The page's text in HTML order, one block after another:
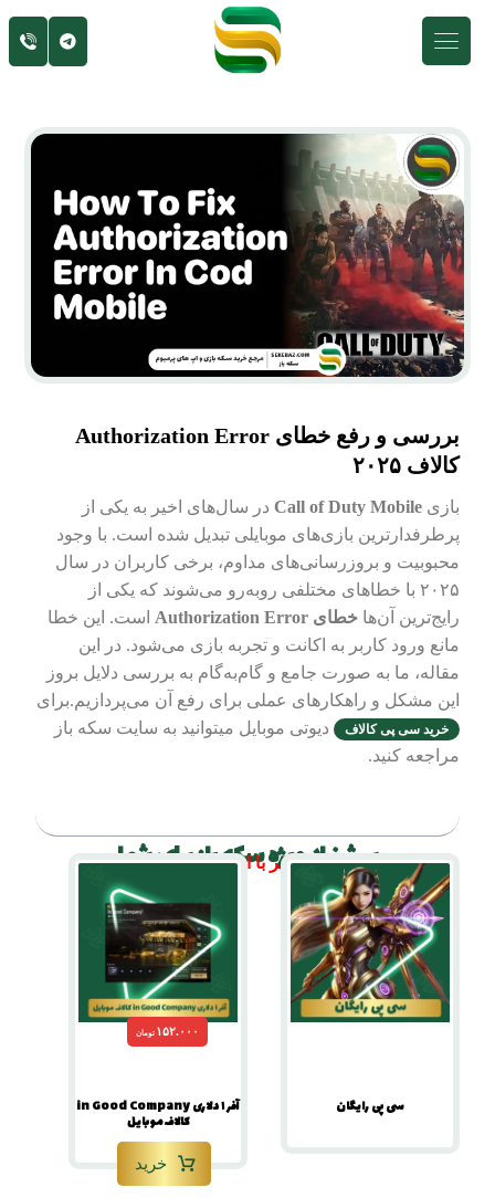
بررسی و رفع خطای Authorization Error
کالاف ۲۰۲۵
بازیCall of Duty Mobile در سال‌های اخیر به یکی از
پرطرفدارترین بازی‌های موبایلی تبدیل شده است. با وجود
محبوبیت و بروزرسانی‌های مداوم، برخی کاربران در سال
۲۰۲۵ با خطاهای مختلفی روبه‌رو می‌شوند که یکی از
رایج‌ترین آن‌هاخطای Authorization Error
است. این خطا
مانع ورود کاربر به اکانت و تجربه بازی می‌شود. در این
مقاله، ما به صورت جامع و گام‌به‌گام به بررسی دلایل بروز
این مشکل و راهکارهای عملی برای رفع آن می‌پردازیم.برای
خرید سی پی کالاف
دیوتی موبایل میتوانید به سایت سکه باز
مراجعه کنید.
پیشنهاد ویژه سکه باز برای شما
۵% تخفیف بگیر با این کد تخفیف: seke
سی پی رایگان آفر ۱ دلاری in Good Company
کالاف موبایل
۱۵۲.۰۰۰ تومان
خرید